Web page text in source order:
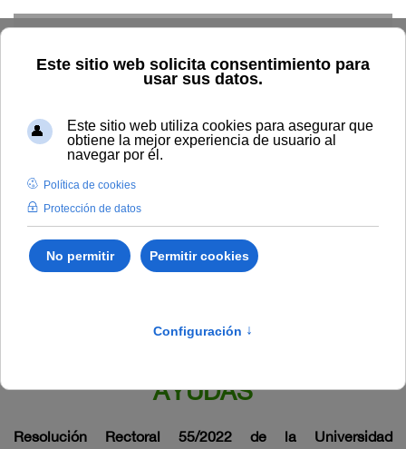
Inicio BOUNIA
Resolución Rectoral 55/2022, de la
Universidad Internacional de Andalucía, por la que se amplía el
Competencias transversales – Programa Unía Innova ofertado
para el curso académico 2021-2022.
Publicado en:
AYUDAS
Resolución Rectoral 55/2022 de la Universidad